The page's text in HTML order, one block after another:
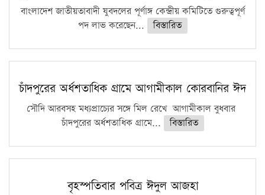
ফরিদগঞ্জে আগুনে পুড়লো ৬ ব্যবসা প্রতিষ্ঠান
বাংলাদেশ জাতীয়তাবাদী যুবদলের পূর্ণাঙ্গ কেন্দ্রীয় কমিটিতে গুরুত্বপূর্ণ
পদ লাভ করেছেন...
বিস্তারিত
চাঁদপুরের অর্ধশতাধিক গ্রামে আগামীকাল কোরবানির ঈদ
সৌদি আরবসহ মধ্যপ্রাচ্যের সঙ্গে মিল রেখে আগামীকাল বুধবার
চাঁদপুরের অর্ধশতাধিক গ্রামে...
বিস্তারিত
বৃহস্পতিবার পবিত্র ঈদুল আজহা